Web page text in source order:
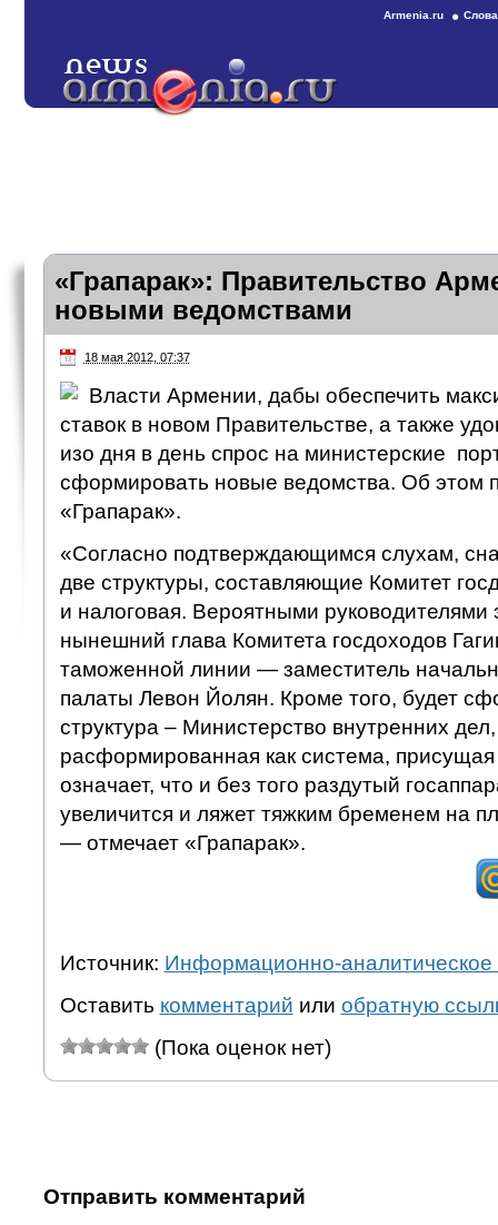
Armenia.ru
«Грапарак»: Правительство
новыми ведомствами
18 мая 2012, 07:37
Власти Армении, дабы обеспечить
ставок в новом Правительстве, а также
изо дня в день спрос на министерские
сформировать новые ведомства. Об этом
«Грапарак».
«Согласно подтверждающимся слухам,
две структуры, составляющие Комитет
и налоговая. Вероятными руководителями
нынешний глава Комитета госдоходов
таможенной линии — заместитель
палаты Левон Йолян. Кроме того, будет
структура – Министерство внутренних
расформированная как система, присущая
означает, что и без того раздутый
увеличится и ляжет тяжким бременем на
— отмечает «Грапарак».
Источник: Информационно-аналитическое
Оставить комментарий или обратную
(Пока оценок нет)
Отправить комментарий